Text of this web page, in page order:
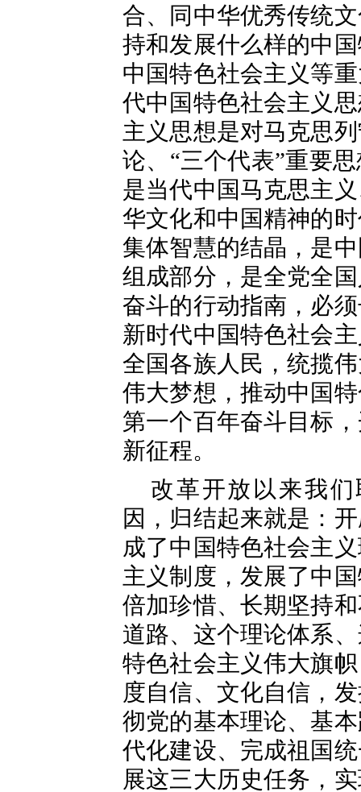
合、同中华优秀传统
持和发展什么样的中
中国特色社会主义等
代中国特色社会主义
主义思想是对马克思
论、“三个代表”重要
是当代中国马克思主
华文化和中国精神的
集体智慧的结晶，是
组成部分，是全党全
奋斗的行动指南，必
新时代中国特色社会
全国各族人民，统揽
伟大梦想，推动中国
第一个百年奋斗目标
新征程。
改革开放以来我
因，归结起来就是：
成了中国特色社会主
主义制度，发展了中
倍加珍惜、长期坚持
道路、这个理论体系
特色社会主义伟大旗
度自信、文化自信，
彻党的基本理论、基
代化建设、完成祖国
展这三大历史任务，